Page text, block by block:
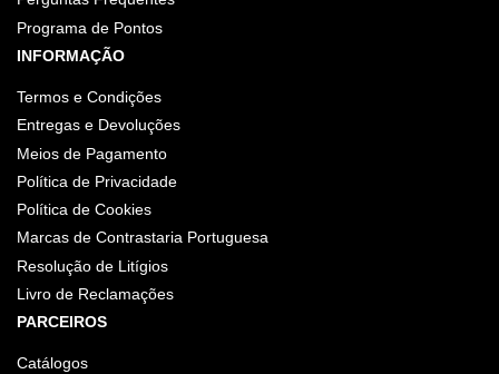
Programa de Pontos
INFORMAÇÃO
Termos e Condições
Entregas e Devoluções
Meios de Pagamento
Política de Privacidade
Política de Cookies
Marcas de Contrastaria Portuguesa
Resolução de Litígios
Livro de Reclamações
PARCEIROS
Catálogos